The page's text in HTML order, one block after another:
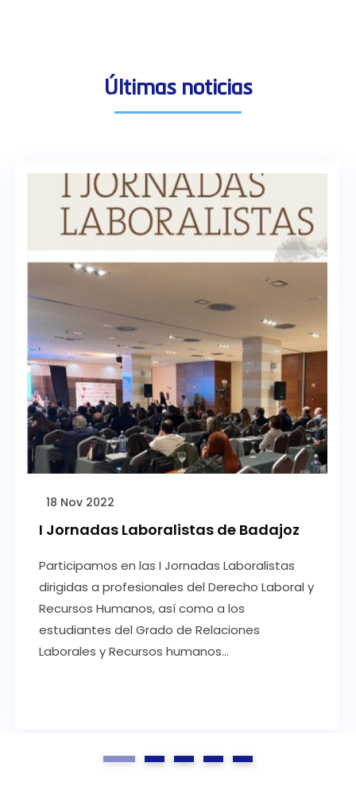
Últimas noticias
18 Nov 2022
I Jornadas Laboralistas de Badajoz
Participamos en las I Jornadas Laboralistas
dirigidas a profesionales del Derecho Laboral y
Recursos Humanos, así como a los
estudiantes del Grado de Relaciones
Laborales y Recursos humanos...